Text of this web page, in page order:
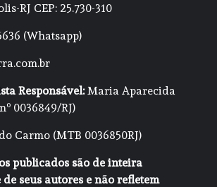
RJ CEP: 25.730-310
(Whatsapp)
Responsável:Maria Aparecida
0036849/RJ)
Carmo (MTB 0036850RJ)
publicados são de inteira
seus autores e não refletem